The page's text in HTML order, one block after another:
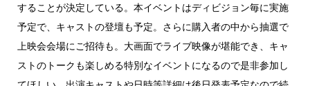
することが決定している。本イベントはディビジョン毎に実施
予定で、キャストの登壇も予定。さらに購入者の中から抽選で
上映会会場にご招待も。大画面でライブ映像が堪能でき、キャ
ストのトークも楽しめる特別なイベントになるので是非参加し